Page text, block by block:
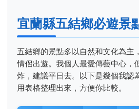
宜蘭縣五結鄉必遊景
五結鄉的景點多以自然和文化為主
情侶出遊。我個人最愛傳藝中心，
炸，建議平日去。以下是幾個我認
用表格整理出來，方便你比較。